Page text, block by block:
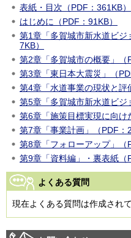
表紙・目次（PDF：361KB）
はじめに（PDF：91KB）
第1章「多賀城市新水道ビ
7KB）
第2章「多賀城市の概要」（
第3章「東日本大震災」（
第4章「水道事業の現状と評
第5章「多賀城市新水道ビジ
第6章「施策目標実現に向け
第7章「事業計画」（PDF：
第8章「フォローアップ」（
第9章「資料編」・裏表紙（
よくある質問
現在よくある質問は作成され